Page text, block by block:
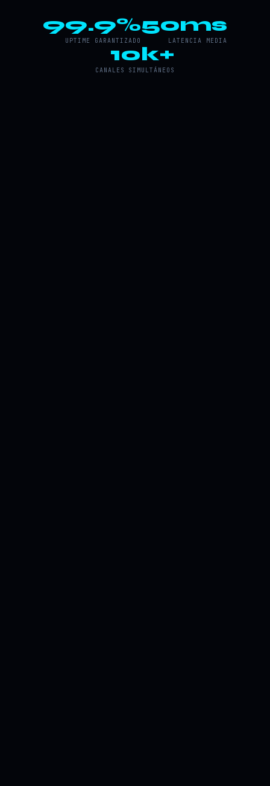
99.9%
UPTIME GARANTIZADO
50ms
LATENCIA MEDIA
10k+
CANALES SIMULTÁNEOS